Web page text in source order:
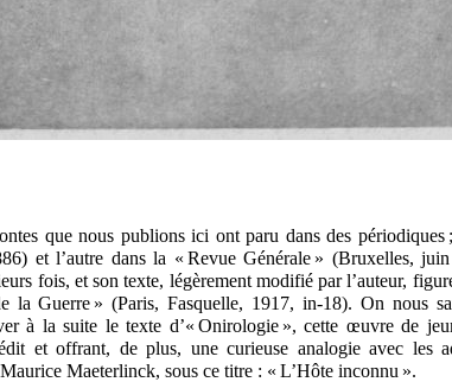
que nous publions ici ont paru dans des périodiques
et l’autre dans la « Revue Générale » (Bruxelles,
fois, et son texte, légèrement modifié par l’auteur,
la Guerre » (Paris, Fasquelle, 1917, in-18). On nous
à la suite le texte d’« Onirologie », cette œuvre de
et offrant, de plus, une curieuse analogie avec les
Maeterlinck, sous ce titre : « L’Hôte inconnu ».